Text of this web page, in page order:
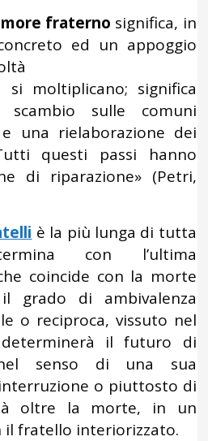
fraterno significa, in
ed un appoggio
moltiplicano; significa
sulle comuni
e una rielaborazione dei
questi passi hanno
di riparazione» (Petri,
è la più lunga di tutta
con l’ultima
coincide con la morte
di ambivalenza
o reciproca, vissuto nel
il futuro di
senso di una sua
o piuttosto di
oltre la morte, in un
il fratello interiorizzato.